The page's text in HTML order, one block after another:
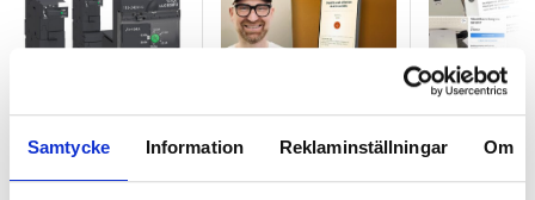
Samtycke Information Reklaminställningar Om
Uppgraderad
motorstart
med rösten: